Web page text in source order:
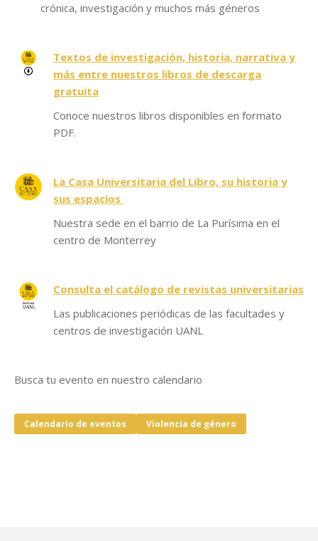
crónica, investigación y muchos más géneros
Textos de investigación, historia, narrativa y
más entre nuestros libros de descarga
gratuita
Conoce nuestros libros disponibles en formato
PDF.
La Casa Universitaria del Libro, su historia y
sus espacios
Nuestra sede en el barrio de La Purísima en el
centro de Monterrey
Consulta el catálogo de revistas universitarias
Las publicaciones periódicas de las facultades y
centros de investigación UANL
Busca tu evento en nuestro calendario
Calendario de eventos Violencia de género